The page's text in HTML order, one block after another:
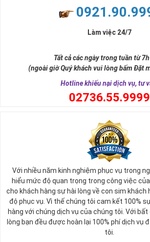
đời, nơi bạn phải đưa ra những quyết định
Ý nghĩa sim tứ quý 2
Theo quan niệm phong thủy
Số 2 tượng trưng cho sự cân bằng, hài hòa
trời. Sự cân bằng này giúp cho mọi việc đều
nhiều may mắn trong cuộc sống và kinh doanh.
Số 2 còn biểu trưng cho lòng tốt, sự ổn định
mọi vấn đề. Số 2 giúp cho họ có được sự lựa
những hướng giải quyết đúng đắn nhắt.
Làm việc 24/7
Tất cả các ngày trong tuần từ
(ngoài giờ Quý khách vui lòng bấm Đặt
Hotline khiếu nại dịch vụ, tư
02736.55.9999
Với nhiều năm kinh nghiệm phục vụ trong
hiểu mức độ quan trọng trong công việc
cho khách hàng sự hài lòng về con sim khách
độ phục vụ. Vì thế chúng tôi cam kết 100%
hàng với chúng dịch vụ của chúng tôi. Với
lòng bạn đều được hoàn lại 100% phí dịch vụ
tôi.